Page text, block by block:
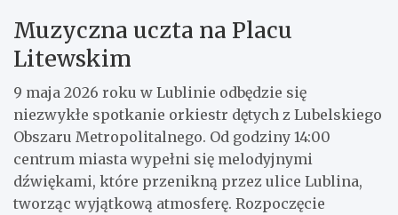
Muzyczna uczta na Placu
Litewskim
9 maja 2026 roku w Lublinie odbędzie się
niezwykłe spotkanie orkiestr dętych z Lubelskiego
Obszaru Metropolitalnego. Od godziny 14:00
centrum miasta wypełni się melodyjnymi
dźwiękami, które przenikną przez ulice Lublina,
tworząc wyjątkową atmosferę. Rozpoczęcie